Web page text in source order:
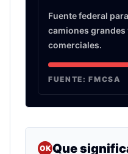
Fuente federal
camiones grandes
comerciales.
FUENTE:FMCSA
OKQue